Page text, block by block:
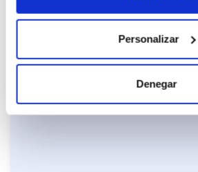
Personalizar
Denegar
Opel Frontera 1.2T
107kW Ultimate
332
€/mes
(IVA